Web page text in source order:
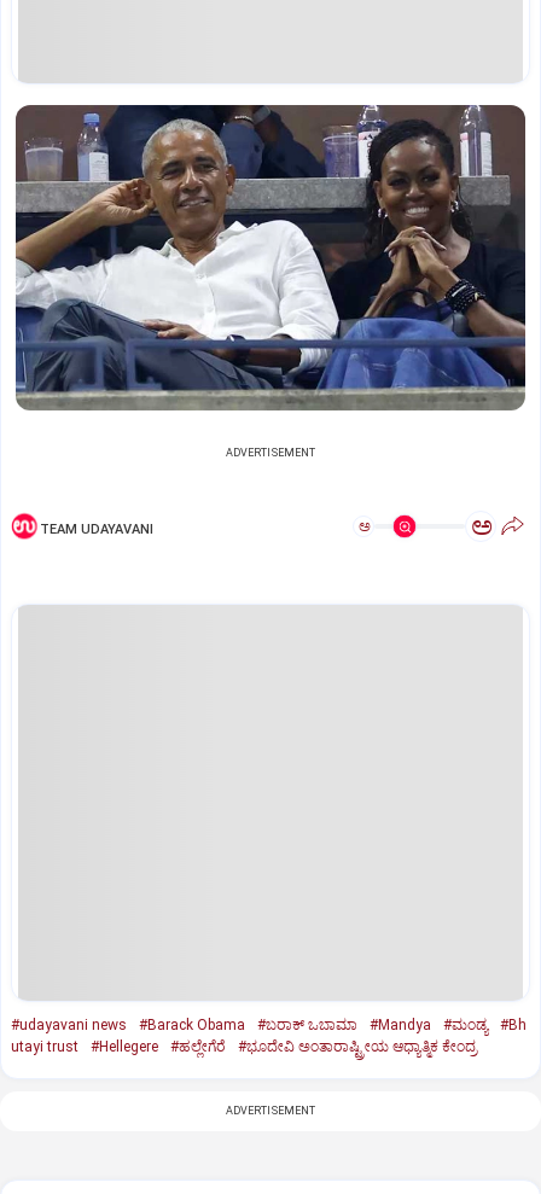
ADVERTISEMENT
TEAM UDAYAVANI ಅ ಅ
#udayavani news #Barack Obama #ಬರಾಕ್ ಒಬಾಮಾ #Mandya #ಮಂಡ್ಯ
#Bh
utayi trust
#Hellegere #ಹಲ್ಲೇಗೆರೆ #ಭೂದೇವಿ ಅಂತಾರಾಷ್ಟ್ರೀಯ ಆಧ್ಯಾತ್ಮಿಕ ಕೇಂದ್ರ
ADVERTISEMENT